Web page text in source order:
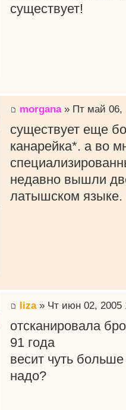
существует!
morgana» Пт май 06,
существует еще
канарейка*. а во
недавно вышли
латышском языке.
liza» Чт июн 02, 2005
отсканировала
91 года
весит чуть
надо?